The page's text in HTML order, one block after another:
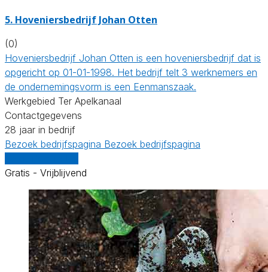
5. Hoveniersbedrijf Johan Otten
(0)
Hoveniersbedrijf Johan Otten is een hoveniersbedrijf dat is
opgericht op 01-01-1998. Het bedrijf telt 3 werknemers en
de ondernemingsvorm is een Eenmanszaak.
Werkgebied Ter Apelkanaal
Contactgegevens
28 jaar in bedrijf
Bezoek bedrijfspagina Bezoek bedrijfspagina
Gratis - Vrijblijvend